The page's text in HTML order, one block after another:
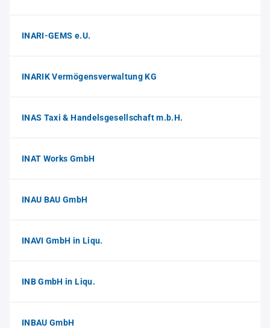
INARI-GEMS e.U.
INARIK Vermögensverwaltung KG
INAS Taxi & Handelsgesellschaft m.b.H.
INAT Works GmbH
INAU BAU GmbH
INAVI GmbH in Liqu.
INB GmbH in Liqu.
INBAU GmbH